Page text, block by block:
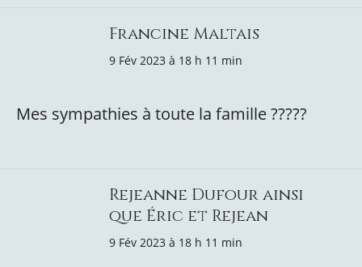
Francine Maltais
9 Fév 2023 à 18 h 11 min
Mes sympathies à toute la famille ?????
Rejeanne Dufour ainsi
que Éric et Rejean
9 Fév 2023 à 18 h 11 min